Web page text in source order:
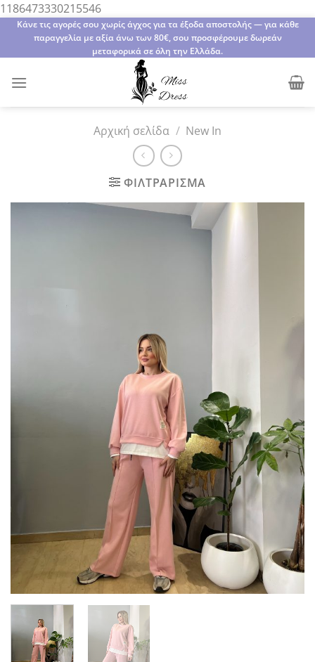
1186473330215546Μετάβαση
στο
περιεχόμενο
Κάνε τις αγορές σου χωρίς άγχος για τα έξοδα αποστολής — για κάθε
παραγγελία με αξία άνω των 80€, σου προσφέρουμε δωρεάν
μεταφορικά σε όλη την Ελλάδα.
Αρχική σελίδα / New In
ΦΙΛΤΡΆΡΙΣΜΑ